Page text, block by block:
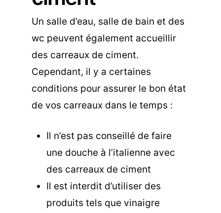
Un salle d’eau, salle de bain et des
wc peuvent également accueillir
des carreaux de ciment.
Cependant, il y a certaines
conditions pour assurer le bon état
de vos carreaux dans le temps :
Il n’est pas conseillé de faire
une douche à l’italienne avec
des carreaux de ciment
Il est interdit d’utiliser des
produits tels que vinaigre